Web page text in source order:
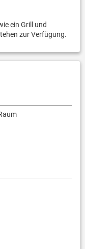
ein Grill und
zur Verfügung.